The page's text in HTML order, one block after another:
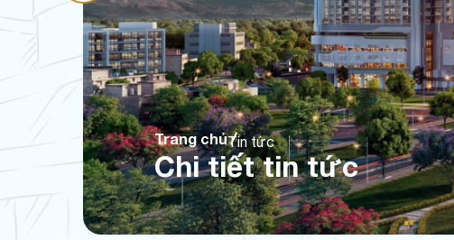
Trang chủTin tức
Chi tiết tin tức